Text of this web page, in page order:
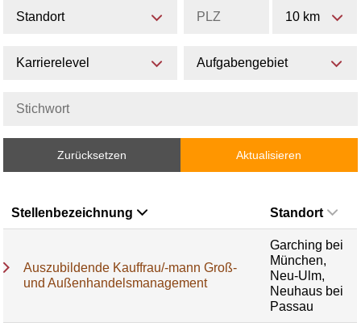
Standort 10 km
Karrierelevel Aufgabengebiet
Zurücksetzen Aktualisieren
Stellenbezeichnung Standort
Auszubildende Kauffrau/-mann Groß-
und Außenhandelsmanagement
Garching bei
München,
Neu-Ulm,
Neuhaus bei
Passau